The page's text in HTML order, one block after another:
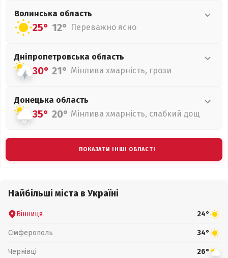
Волинська область
25° 12° Переважно ясно
Дніпропетровська область
30° 21° Мінлива хмарність, грози
Донецька область
35° 20° Мінлива хмарність, слабкий дощ
ПОКАЗАТИ ІНШІ ОБЛАСТІ
Найбільші міста в Україні
Вінниця 24°
Сімферополь 34°
Чернівці 26°